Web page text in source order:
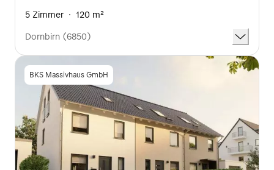
5 Zimmer · 120 m²
Dornbirn (6850)
BKS Massivhaus GmbH